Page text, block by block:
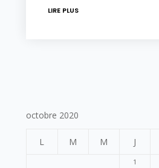
LIRE PLUS
octobre 2020
L M M J
1